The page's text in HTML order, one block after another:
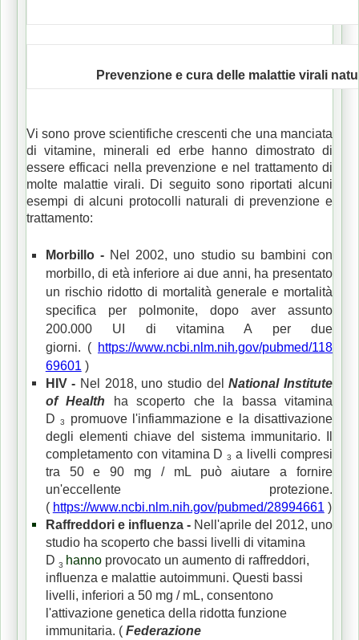
Prevenzione e cura delle malattie virali
Vi sono prove scientifiche crescenti che una manciata
di vitamine, minerali ed erbe hanno dimostrato di
essere efficaci nella prevenzione e nel trattamento di
molte malattie virali. Di seguito sono riportati alcuni
esempi di alcuni protocolli naturali di prevenzione e
trattamento:
Morbillo -Nel 2002, uno studio su bambini con
morbillo, di età inferiore ai due anni, ha presentato
un rischio ridotto di mortalità generale e mortalità
specifica per polmonite, dopo aver assunto
200.000 UI di vitamina A per due
giorni. ( https://www.ncbi.nlm.nih.gov/pubmed/118
69601 )
HIV - Nel 2018, uno studio delNational Institute
of Health ha scoperto che la bassa vitamina
D3
promuove l'infiammazione e la disattivazione
degli elementi chiave del sistema immunitario.
completamento con vitamina D3 a livelli compresi
tra 50 e 90 mg / mL può aiutare a fornire
un'eccellente protezione.
( https://www.ncbi.nlm.nih.gov/pubmed/28994661 )
Raffreddori e influenza -Nell'aprile del 2012, uno
studio ha scoperto che bassi livelli di vitamina
D 3 hanno provocato un aumento di raffreddori,
influenza e malattie autoimmuni. Questi bassi
livelli, inferiori a 50 mg / mL, consentono
l'attivazione genetica della ridotta funzione
immunitaria. ( Federazione